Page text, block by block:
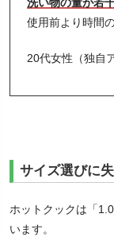
洗い物の量が若
使用前より時間
20代女性（独自
サイズ選びに
ホットクックは「
います。